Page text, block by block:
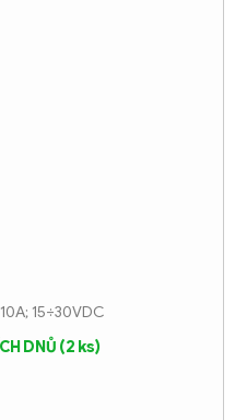
DNŮ (2 ks)
15÷30VDC